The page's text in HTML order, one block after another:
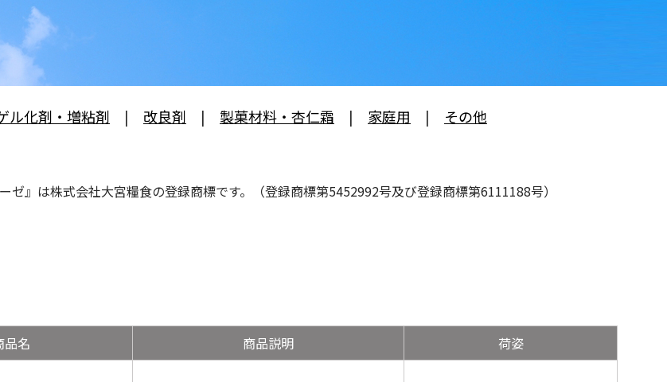
ル化剤・増粘剤 | 改良剤 | 製菓材料・杏仁霜 | 家庭用 | その他
ゼ』は株式会社大宮糧食の登録商標です。（登録商標第5452992号及び登録商標第6111188号）
品名 商品説明 荷姿